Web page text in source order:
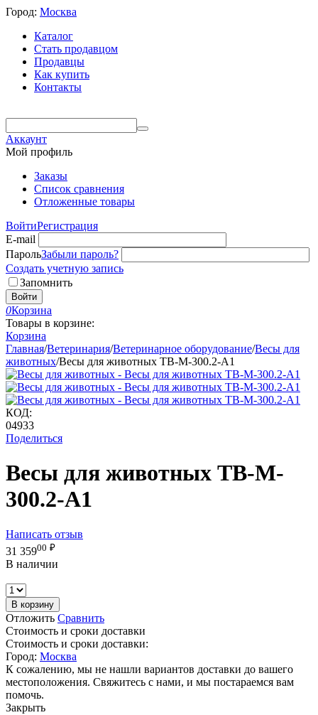
Город: Москва
Каталог
Стать продавцом
Продавцы
Как купить
Контакты
Аккаунт
Мой профиль
Заказы
Список сравнения
Отложенные товары
ВойтиРегистрация
E-mail
ПарольЗабыли пароль?
Создать учетную запись
Запомнить
Войти
0Корзина
Товары в корзине:
Корзина
Главная/Ветеринария/Ветеринарное оборудование/Весы для
животных/Весы для животных ТВ-M-300.2-A1
КОД:
04933
Поделиться
Весы для животных ТВ-M-
300.2-A1
Написать отзыв
31 35900 ₽
В наличии
В корзину
Отложить Сравнить
Стоимость и сроки доставки
Стоимость и сроки доставки:
Город: Москва
К сожалению, мы не нашли вариантов доставки до вашего
местоположения. Свяжитесь с нами, и мы постараемся вам
помочь.
Закрыть